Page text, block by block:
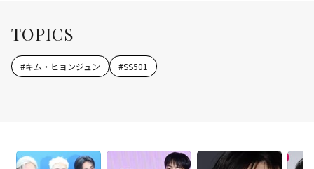
TOPICS
#キム・ヒョンジュン #SS501